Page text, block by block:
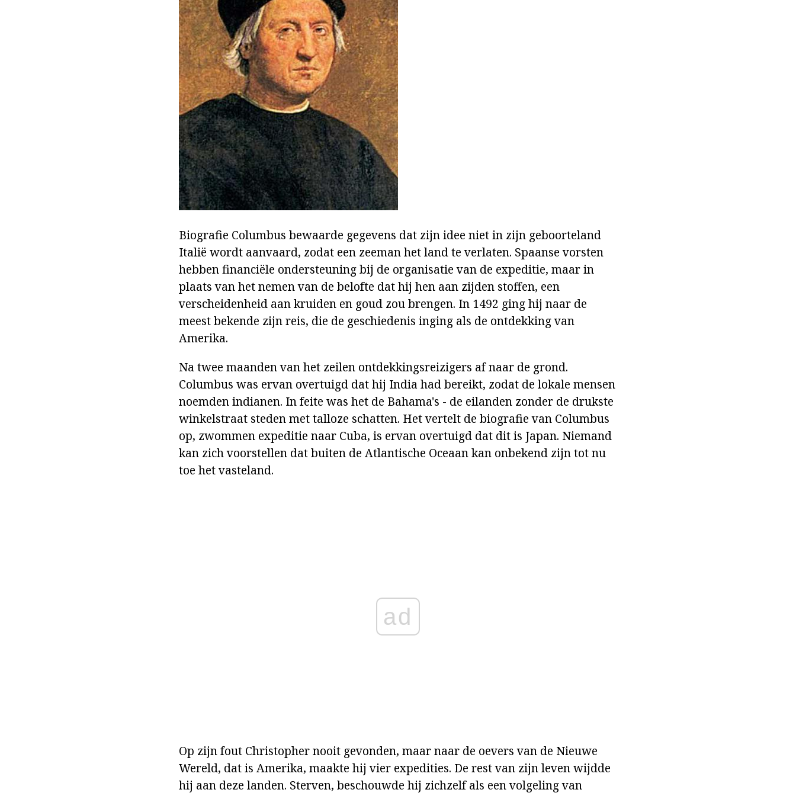
Biografie Columbus bewaarde gegevens dat zijn idee niet in zijn geboorteland
Italië wordt aanvaard, zodat een zeeman het land te verlaten. Spaanse vorsten
hebben financiële ondersteuning bij de organisatie van de expeditie, maar in
plaats van het nemen van de belofte dat hij hen aan zijden stoffen, een
verscheidenheid aan kruiden en goud zou brengen. In 1492 ging hij naar de
meest bekende zijn reis, die de geschiedenis inging als de ontdekking van
Amerika.
Na twee maanden van het zeilen ontdekkingsreizigers af naar de grond.
Columbus was ervan overtuigd dat hij India had bereikt, zodat de lokale mensen
noemden indianen. In feite was het de Bahama's - de eilanden zonder de drukste
winkelstraat steden met talloze schatten. Het vertelt de biografie van Columbus
op, zwommen expeditie naar Cuba, is ervan overtuigd dat dit is Japan. Niemand
kan zich voorstellen dat buiten de Atlantische Oceaan kan onbekend zijn tot nu
toe het vasteland.
ad
Op zijn fout Christopher nooit gevonden, maar naar de oevers van de Nieuwe
Wereld, dat is Amerika, maakte hij vier expedities. De rest van zijn leven wijdde
hij aan deze landen. Sterven, beschouwde hij zichzelf als een volgeling van